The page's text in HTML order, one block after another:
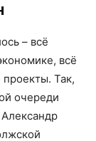
– всё
всё
Так,
очереди